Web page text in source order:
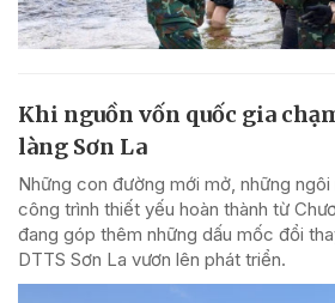
Khi nguồn vốn quốc gia
làng Sơn La
Những con đường mới mở, những ngôi
công trình thiết yếu hoàn thành từ
đang góp thêm những dấu mốc đổi
DTTS Sơn La vươn lên phát triển.